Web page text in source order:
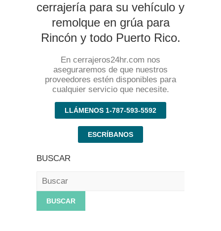
cerrajería para su vehículo y
remolque en grúa para
Rincón y todo Puerto Rico.
En cerrajeros24hr.com nos
aseguraremos de que nuestros
proveedores estén disponibles para
cualquier servicio que necesite.
LLÁMENOS 1-787-593-5592
ESCRÍBANOS
BUSCAR
Buscar